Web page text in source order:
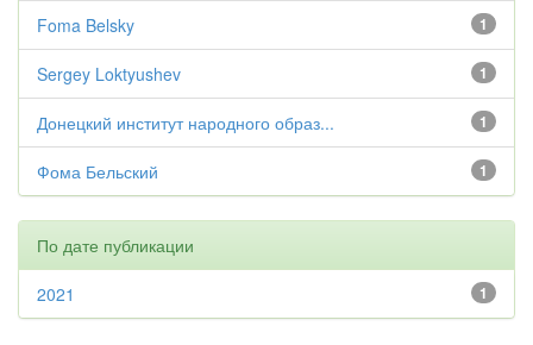
1
Foma Belsky
1
Sergey Loktyushev
1
Донецкий институт народного образ...
1
Фома Бельский
По дате публикации
1
2021